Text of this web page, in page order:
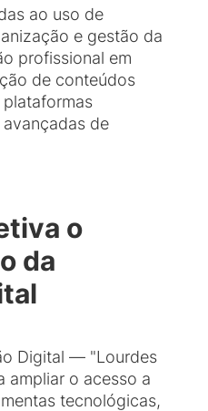
ao uso de
e gestão da
profissional em
de conteúdos
de
o
da
Digital — "Lourdes
ampliar o acesso a
tecnológicas,